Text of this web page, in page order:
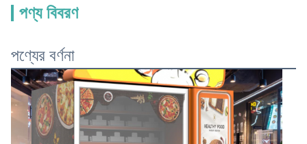
পণ্য বিবরণ
পণ্যের বর্ণনা